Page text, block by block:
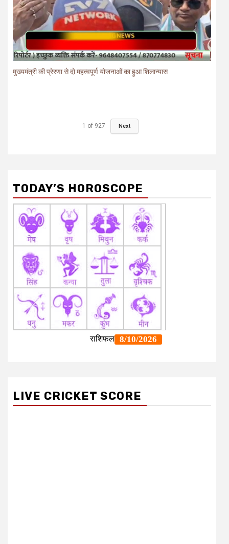
मुख्यमंत्री की प्रेरणा से दो महत्वपूर्ण योजनाओं का हुआ शिलान्यास
1 of 927 Next
TODAY’S HOROSCOPE
LIVE CRICKET SCORE